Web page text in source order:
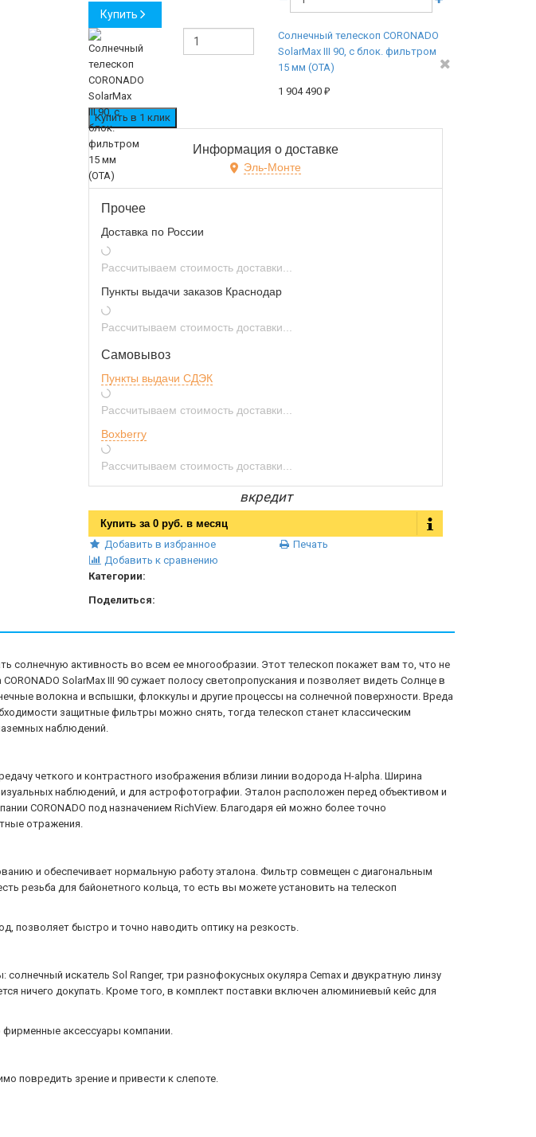
Купить
Солнечный телескоп CORONADO
SolarMax III 90, с блок. фильтром
15 мм (OTA)
1 904 490 ₽
Информация о доставке
Эль-Монте
Прочее
Доставка по России
Рассчитываем стоимость доставки...
Пункты выдачи заказов Краснодар
Рассчитываем стоимость доставки...
Самовывоз
Пункты выдачи СДЭК
Рассчитываем стоимость доставки...
Boxberry
Рассчитываем стоимость доставки...
вкредит
Купить за 0 руб. в месяц
Добавить в избранное
Печать
Добавить к сравнению
Категории:
Поделиться:
солнечную активность во всем ее многообразии. Этот телескоп покажет вам то, что не
SolarMax III 90 сужает полосу светопропускания и позволяет видеть Солнце в
волокна и вспышки, флоккулы и другие процессы на солнечной поверхности. Вреда
защитные фильтры можно снять, тогда телескоп станет классическим
наблюдений.
четкого и контрастного изображения вблизи линии водорода H-alpha. Ширина
наблюдений, и для астрофотографии. Эталон расположен перед объективом и
CORONADO под назначением RichView. Благодаря ей можно более точно
отражения.
и обеспечивает нормальную работу эталона. Фильтр совмещен с диагональным
резьба для байонетного кольца, то есть вы можете установить на телескоп
позволяет быстро и точно наводить оптику на резкость.
искатель Sol Ranger, три разнофокусных окуляра Cemax и двукратную линзу
ничего докупать. Кроме того, в комплект поставки включен алюминиевый кейс для
фирменные аксессуары компании.
повредить зрение и привести к слепоте.